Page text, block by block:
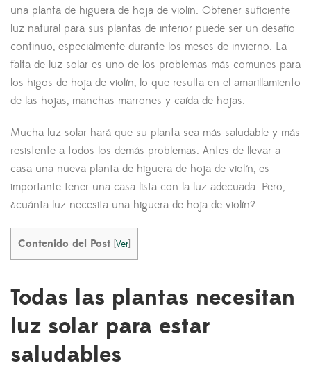
una planta de higuera de hoja de violín. Obtener suficiente
luz natural para sus plantas de interior puede ser un desafío
continuo, especialmente durante los meses de invierno. La
falta de luz solar es uno de los problemas más comunes para
los higos de hoja de violín, lo que resulta en el amarillamiento
de las hojas, manchas marrones y caída de hojas.
Mucha luz solar hará que su planta sea más saludable y más
resistente a todos los demás problemas. Antes de llevar a
casa una nueva planta de higuera de hoja de violín, es
importante tener una casa lista con la luz adecuada. Pero,
¿cuánta luz necesita una higuera de hoja de violín?
Contenido del Post [Ver]
Todas las plantas necesitan
luz solar para estar
saludables